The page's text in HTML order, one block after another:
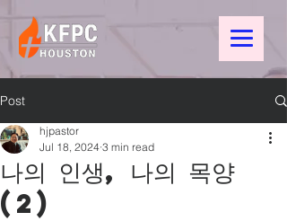
Post
나의 인생, 나의 목양
(2)
hjpastor
Jul 18, 2024 3 min read